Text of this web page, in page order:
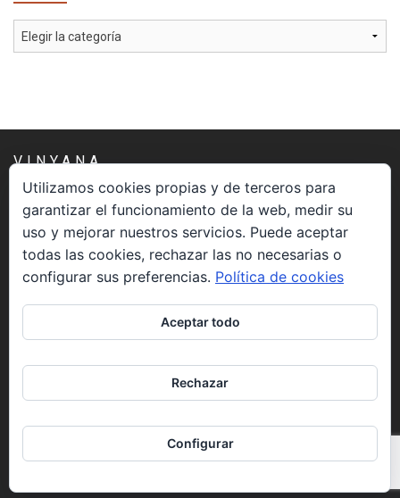
Vídeos
Contacto
Categorías
VINYANA
Una asociación constituida sin ánimo de lucro cuya misión
es atender los aspectos espirituales relacionados con el
proceso vivir el morir.
REDES SOCIALES
Utilizamos cookies propias y de terceros para
garantizar el funcionamiento de la web, medir su
uso y mejorar nuestros servicios. Puede aceptar
todas las cookies, rechazar las no necesarias o
configurar sus preferencias. Política de cookies
Aceptar todo
Rechazar
Configurar